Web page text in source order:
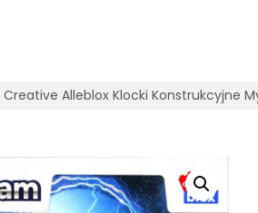
Alleblox Klocki Konstrukcyjne